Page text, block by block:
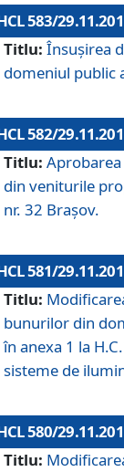
583/
Titlu: Însuşirea
domeniul public
582/
Titlu:
din veniturile
nr. 32 Braşov.
581/
Titlu:
bunurilor din
în anexa 1 la
sisteme de
580/
Titlu: